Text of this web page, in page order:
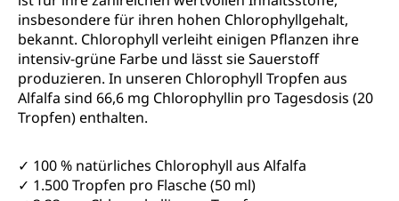
insbesondere für ihren hohen Chlorophyllgehalt,
bekannt. Chlorophyll verleiht einigen Pflanzen ihre
intensiv-grüne Farbe und lässt sie Sauerstoff
produzieren. In unseren Chlorophyll Tropfen aus
Alfalfa sind 66,6 mg Chlorophyllin pro Tagesdosis (20
Tropfen) enthalten.
✓ 100 % natürliches Chlorophyll aus Alfalfa
✓ 1.500 Tropfen pro Flasche (50 ml)